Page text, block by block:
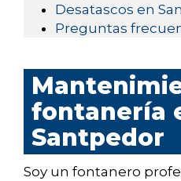
Desatascos en
Preguntas
fontanería
Santpedor
Soy un fontanero